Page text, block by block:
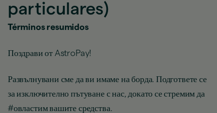
particulares)
Términos resumidos
Поздрави от AstroPay!
Развълнувани сме да ви имаме на борда. Подгответе се
за изключително пътуване с нас, докато се стремим да
#овластим вашите средства.